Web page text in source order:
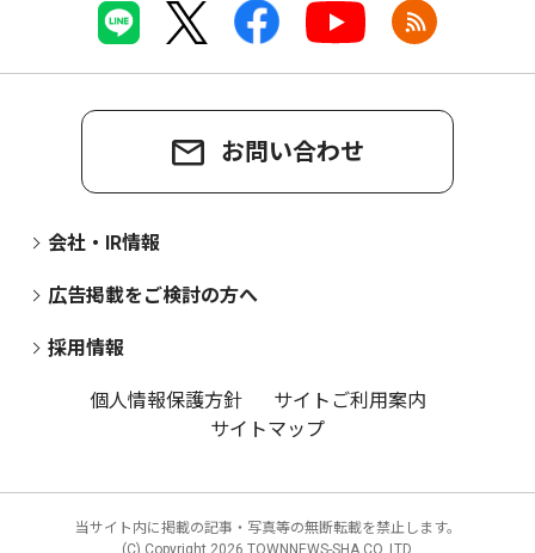
お問い合わせ
会社・IR情報
広告掲載をご検討の方へ
採用情報
個人情報保護方針
サイトご利用案内
サイトマップ
当サイト内に掲載の記事・写真等の無断転載を禁止します。
(C) Copyright 2026 TOWNNEWS-SHA CO.,LTD.